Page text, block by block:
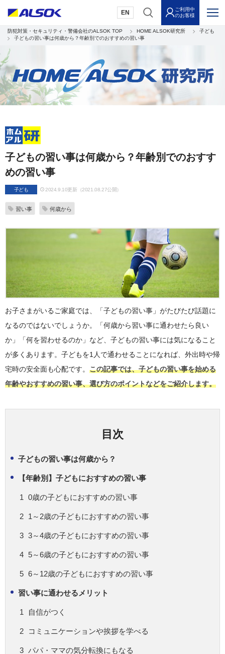
EN
ご利用中
のお客様
防犯対策・セキュリティ・警備会社のALSOK TOP HOME ALSOK研究所
子ども
子どもの習い事は何歳から？年齢別でのおすすめの習い事
子どもの習い事は何歳から？年齢別でのおすす
めの習い事
子ども 2024.9.10更新（2021.08.27公開）
習い事 何歳から
お子さまがいるご家庭では、「子どもの習い事」がたびたび話題に
なるのではないでしょうか。「何歳から習い事に通わせたら良い
か」「何を習わせるのか」など、子どもの習い事には気になること
が多くあります。子どもを1人で通わせることになれば、外出時や帰
宅時の安全面も心配です。 この記事では、子どもの習い事を始める
年齢やおすすめの習い事、選び方のポイントなどをご紹介します。
目次
子どもの習い事は何歳から？
【年齢別】子どもにおすすめの習い事
0歳の子どもにおすすめの習い事
1～2歳の子どもにおすすめの習い事
3～4歳の子どもにおすすめの習い事
5～6歳の子どもにおすすめの習い事
6～12歳の子どもにおすすめの習い事
習い事に通わせるメリット
自信がつく
コミュニケーションや挨拶を学べる
パパ・ママの気分転換にもなる